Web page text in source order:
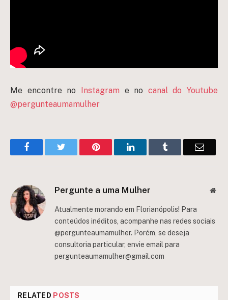
Me encontre no Instagram e no canal do Youtube
@pergunteaumamulher
FacebookTwitter Pinterest LinkedInTumblr Email
Pergunte a uma Mulher
Atualmente morando em Florianópolis! Para
conteúdos inéditos, acompanhe nas redes sociais
@pergunteaumamulher. Porém, se deseja
consultoria particular, envie email para
pergunteaumamulher@gmail.com
RELATED POSTS